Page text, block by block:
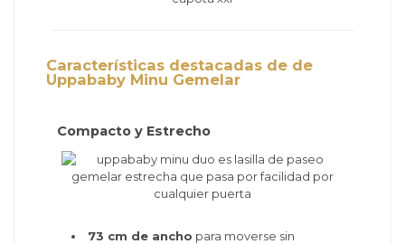
Características destacadas de de
Uppababy Minu Gemelar
Compacto y Estrecho
73 cm de ancho para moverse sin